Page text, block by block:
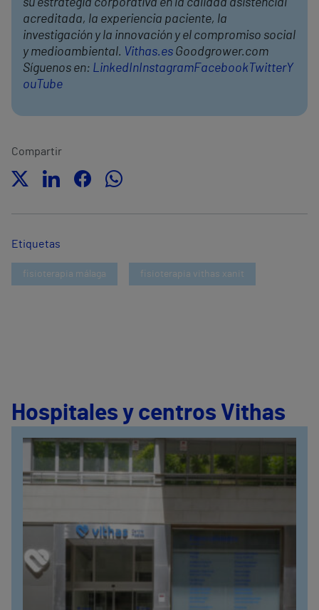
su estrategia corporativa en la calidad asistencial
acreditada, la experiencia paciente, la
investigación y la innovación y el compromiso social
y medioambiental. Vithas.es Goodgrower.com
Síguenos en: LinkedInInstagramFacebook TwitterY
ouTube
Compartir
Etiquetas
fisioterapia málaga fisioterapia vithas xanit
Hospitales y centros Vithas